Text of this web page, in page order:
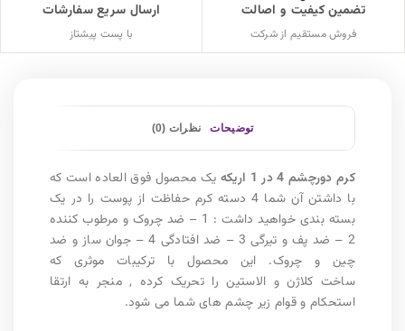
تضمین کیفیت و اصالت
فروش مستقیم از شرکت
ارسال سریع سفارشات
با پست پیشتاز
توضیحات نظرات (0)
کرم دورچشم 4 در 1 اریکه
یک محصول فوق العاده است که
با داشتن آن شما 4 دسته کرم حفاظت از پوست را در یک
بسته بندی خواهید داشت : 1 – ضد چروک و مرطوب کننده
2 – ضد پف و تیرگی 3 – ضد افتادگی 4 – جوان ساز و ضد
چین و چروک. این محصول با ترکیبات موثری که
ساخت کلاژن و الاستین را تحریک کرده , منجر به ارتقا
استحکام و قوام زیر چشم های شما می شود.